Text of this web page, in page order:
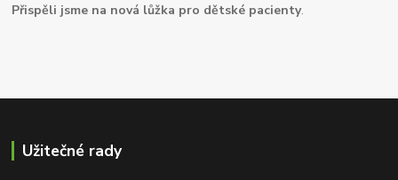
Přispěli jsme na nová lůžka pro dětské pacienty.
Užitečné rady